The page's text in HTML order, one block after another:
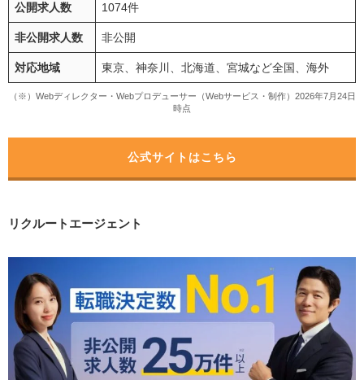
公開求人数 1074件
非公開求人数 非公開
対応地域 東京、神奈川、北海道、宮城など全国、海外
（※）Webディレクター・Webプロデューサー（Webサービス・制作）2026年7月24日
時点
公式サイトはこちら
リクルートエージェント